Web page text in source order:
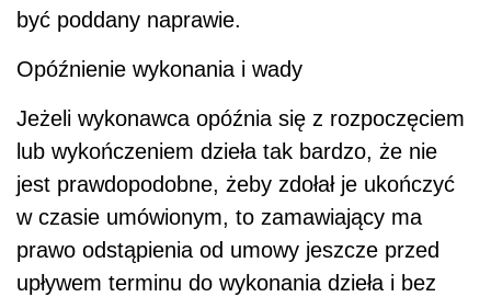
być poddany naprawie.
Opóźnienie wykonania i wady
Jeżeli wykonawca opóźnia się z rozpoczęciem
lub wykończeniem dzieła tak bardzo, że nie
jest prawdopodobne, żeby zdołał je ukończyć
w czasie umówionym, to zamawiający ma
prawo odstąpienia od umowy jeszcze przed
upływem terminu do wykonania dzieła i bez